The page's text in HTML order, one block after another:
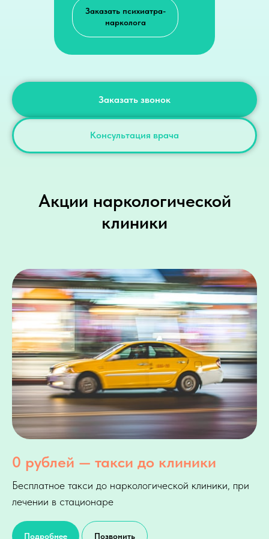
Заказать психиатра-
нарколога
Заказать звонок
Консультация врача
Акции наркологической
клиники
0 рублей — такси до клиники
Бесплатное такси до наркологической клиники, при
лечении в стационаре
Подробнее Позвонить